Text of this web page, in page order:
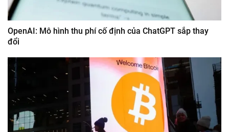
OpenAI: Mô hình thu phí cố định của ChatGPT sắp thay
đổi